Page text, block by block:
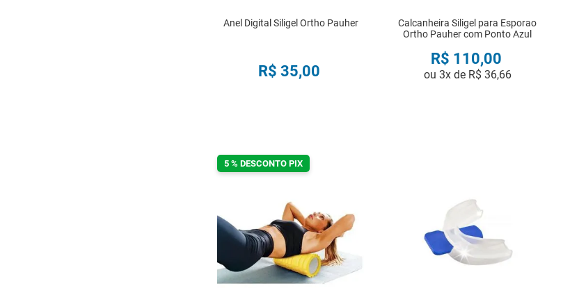
Anel Digital Siligel Ortho Pauher
R$ 35,00
Calcanheira Siligel para Esporao
Ortho Pauher com Ponto Azul
R$ 110,00
ou 3x de R$ 36,66
5 % DESCONTO PIX